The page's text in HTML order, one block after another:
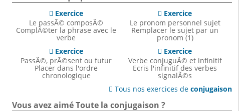
 Exercice
Le passÃ© composÃ©
ComplÃ©ter la phrase avec le
verbe
 Exercice
Le pronom personnel sujet
Remplacer le sujet par un
pronom (1)
 Exercice
PassÃ©, prÃ©sent ou futur
Placer dans l'ordre
chronologique
 Exercice
Verbe conjuguÃ© et infinitif
Ecris l'infinitif des verbes
signalÃ©s
 Tous nos exercices deconjugaison
Vous avez aimé Toute la conjugaison ?